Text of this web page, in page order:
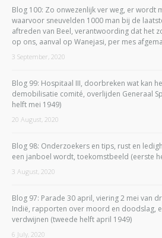
Blog 100: Zo onwezenlijk ver weg, er wordt
waarvoor sneuvelden 1000 man bij de
aftreden van Beel, verantwoording dat het
op ons, aanval op Wanejasi, per mes
3 September, 2020
Blog 99: Hospitaal III, doorbreken wat kan
demobilisatie comité, overlijden Generaal
helft mei 1949)
20 August, 2020
Blog 98: Onderzoekers en tips, rust en
een janboel wordt, toekomstbeeld (eerste
3 August, 2020
Blog 97: Parade 30 april, viering 2 mei van
Indië, rapporten over moord en doodslag,
verdwijnen (tweede helft april 1949)
6 July, 2020